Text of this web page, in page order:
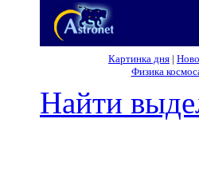
Картинка дня |
Физика
Найти